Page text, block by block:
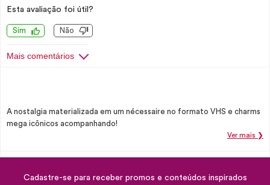
Esta avaliação foi útil?
Sim Não
Mais comentários
A nostalgia materializada em um nécessaire no formato VHS e charms
mega icônicos acompanhando!
Ver mais ❯
Cadastre-se para receber promos e conteúdos inspirados